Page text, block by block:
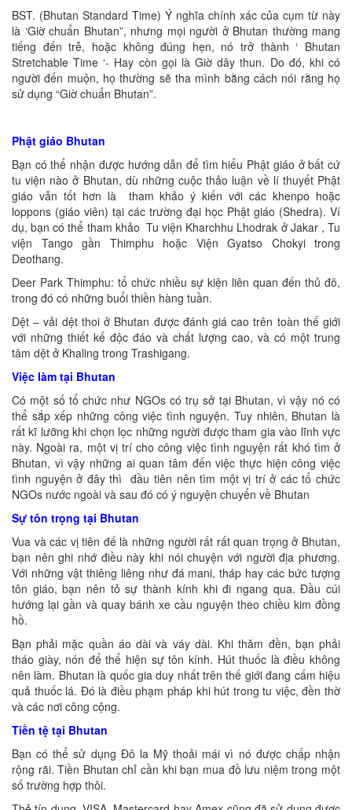
BST. (Bhutan Standard Time) Ý nghĩa chính xác của cụm từ này
là ‘Giờ chuẩn Bhutan”, nhưng mọi người ở Bhutan thường mang
tiếng đến trễ, hoặc không đúng hẹn, nó trở thành ‘ Bhutan
Stretchable Time ‘- Hay còn gọi là Giờ dây thun. Do đó, khi có
người đến muộn, họ thường sẽ tha mình bằng cách nói rằng họ
sử dụng “Giờ chuẩn Bhutan”.
Phật giáo Bhutan
Bạn có thể nhận được hướng dẫn để tìm hiểu Phật giáo ở bất cứ
tu viện nào ở Bhutan, dù những cuộc thảo luận về lí thuyết Phật
giáo vẫn tốt hơn là tham khảo ý kiến với các khenpo hoặc
loppons (giáo viên) tại các trường đại học Phật giáo (Shedra). Ví
dụ, bạn có thể tham khảo Tu viện Kharchhu Lhodrak ở Jakar , Tu
viện Tango gần Thimphu hoặc Viện Gyatso Chokyi trong
Deothang.
Deer Park Thimphu: tổ chức nhiều sự kiện liên quan đến thủ đô,
trong đó có những buổi thiền hàng tuần.
Dệt – vải dệt thoi ở Bhutan được đánh giá cao trên toàn thế giới
với những thiết kế độc đáo và chất lượng cao, và có một trung
tâm dệt ở Khaling trong Trashigang.
Việc làm tại Bhutan
Có một số tổ chức như NGOs có trụ sở tại Bhutan, vì vậy nó có
thể sắp xếp những công việc tình nguyện. Tuy nhiên, Bhutan là
rất kĩ lưỡng khi chọn lọc những người được tham gia vào lĩnh vực
này. Ngoài ra, một vị trí cho công việc tình nguyện rất khó tìm ở
Bhutan, vì vậy những ai quan tâm đến việc thực hiện công việc
tình nguyện ở đây thì đầu tiên nên tìm một vị trí ở các tổ chức
NGOs nước ngoài và sau đó có ý nguyện chuyển về Bhutan
Sự tôn trọng tại Bhutan
Vua và các vị tiên đế là những người rất rất quan trọng ở Bhutan,
bạn nên ghi nhớ điều này khi nói chuyện với người địa phương.
Với những vật thiêng liêng như đá mani, tháp hay các bức tượng
tôn giáo, bạn nên tỏ sự thành kính khi đi ngang qua. Đầu cúi
hướng lại gần và quay bánh xe cầu nguyện theo chiều kim đồng
hồ.
Bạn phải mặc quần áo dài và váy dài. Khi thăm đền, bạn phải
tháo giày, nón để thể hiện sự tôn kính. Hút thuốc là điều không
nên làm. Bhutan là quốc gia duy nhất trên thế giới đang cấm hiệu
quả thuốc lá. Đó là điều phạm pháp khi hút trong tu việc, đền thờ
và các nơi công cộng.
Tiền tệ tại Bhutan
Bạn có thể sử dụng Đô la Mỹ thoải mái vì nó được chấp nhận
rộng rãi. Tiền Bhutan chỉ cần khi bạn mua đồ lưu niệm trong một
số trường hợp thôi.